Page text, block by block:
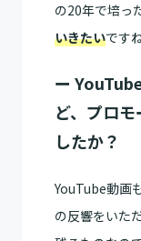
の20年で培っ
いきたいですね
ー
ど、プロ
したか？
YouTube動画
の反響をいた